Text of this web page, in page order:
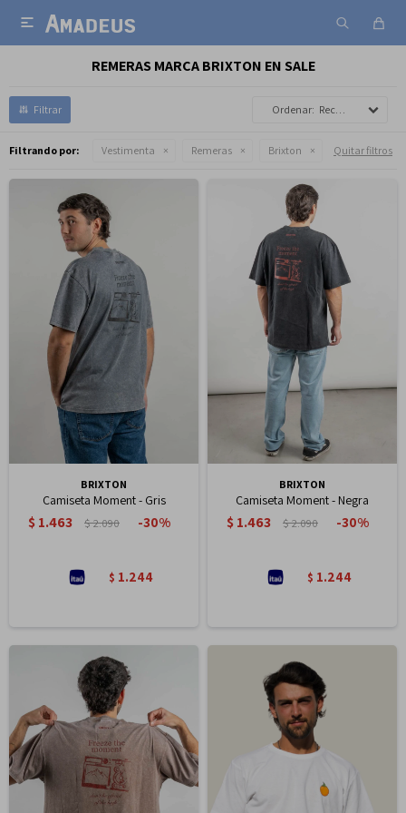

REMERAS MARCA BRIXTON EN SALE
Recomendados
Filtrando por: Vestimenta Remeras Brixton Quitar filtros
BRIXTON
Camiseta Moment - Gris
$1.463 $2.090 30
$ 1.244
BRIXTON
Camiseta Moment - Negra
$1.463 $2.090 30
$ 1.244